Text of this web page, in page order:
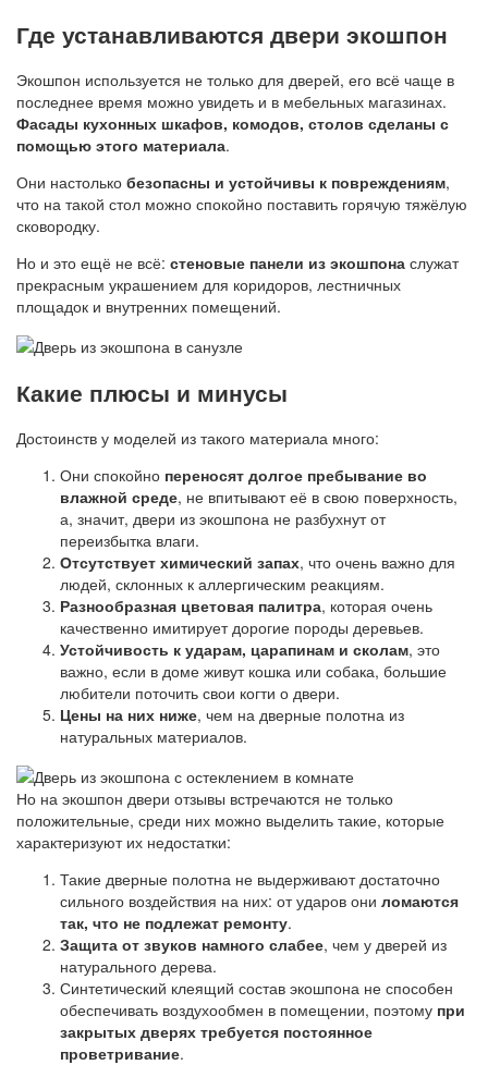
Где устанавливаются двери экошпон
Экошпон используется не только для дверей, его всё чаще в
последнее время можно увидеть и в мебельных магазинах.
Фасады кухонных шкафов, комодов, столов сделаны с
помощью этого материала.
Они настолько безопасны и устойчивы к повреждениям,
что на такой стол можно спокойно поставить горячую тяжёлую
сковородку.
Но и это ещё не всё: стеновые панели из экошпона служат
прекрасным украшением для коридоров, лестничных
площадок и внутренних помещений.
Какие плюсы и минусы
Достоинств у моделей из такого материала много:
Они спокойно переносят долгое пребывание во
влажной среде, не впитывают её в свою поверхность,
а, значит, двери из экошпона не разбухнут от
переизбытка влаги.
Отсутствует химический запах, что очень важно для
людей, склонных к аллергическим реакциям.
Разнообразная цветовая палитра, которая очень
качественно имитирует дорогие породы деревьев.
Устойчивость к ударам, царапинам и сколам, это
важно, если в доме живут кошка или собака, большие
любители поточить свои когти о двери.
Цены на них ниже, чем на дверные полотна из
натуральных материалов.
Но на экошпон двери отзывы встречаются не только
положительные, среди них можно выделить такие, которые
характеризуют их недостатки:
Такие дверные полотна не выдерживают достаточно
сильного воздействия на них: от ударов они ломаются
так, что не подлежат ремонту.
Защита от звуков намного слабее, чем у дверей из
натурального дерева.
Синтетический клеящий состав экошпона не способен
обеспечивать воздухообмен в помещении, поэтому при
закрытых дверях требуется постоянное
проветривание.